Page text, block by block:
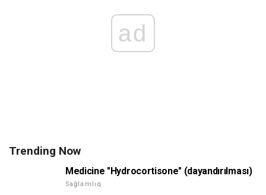
ad
Trending Now
Medicine "Hydrocortisone" (dayandırılması)
Sağlamlıq